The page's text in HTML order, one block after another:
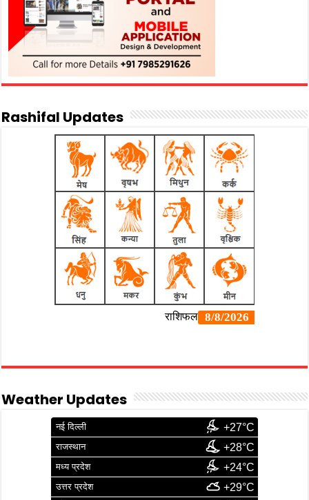
Rashifal Updates
Weather Updates
नई दिल्ली +27°C
राजस्थान +28°C
मध्य प्रदेश +24°C
उत्तर प्रदेश +29°C